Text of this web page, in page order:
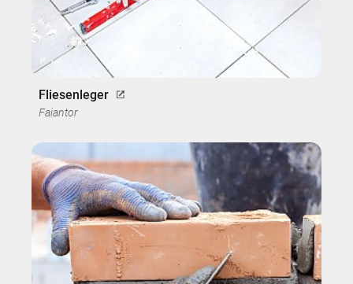
Fliesenleger
Faiantor